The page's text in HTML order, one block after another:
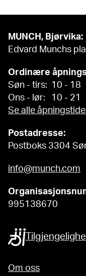
MUNCH, Bjørvika:
Edvard Munchs
Ordinære
Søn - tirs: 10 - 18
Ons - lør: 10 - 21
Se alle
Postadresse:
Postboks 3304
info@munch.com
995138670
Om oss